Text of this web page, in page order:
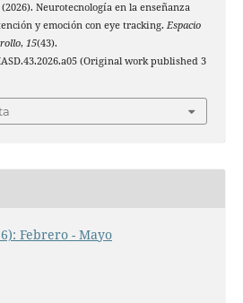
Neurotecnología en la enseñanza
y emoción con eye tracking. Espacio
, 15(43).
(Original work published 3
Febrero - Mayo